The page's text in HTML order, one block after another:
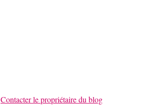
Contacter le propriétaire du blog